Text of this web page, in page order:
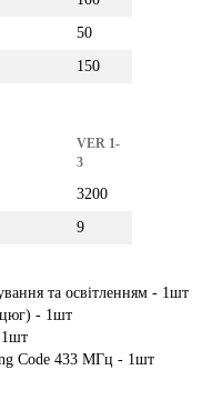
50
150
VER 1-
3
3200
9
та освітленням - 1шт
- 1шт
1шт
Code 433 MГц - 1шт